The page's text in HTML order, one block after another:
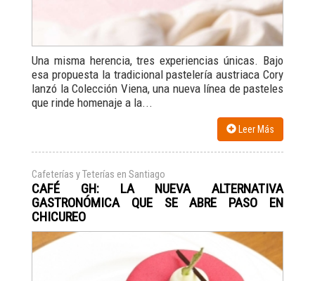
Una misma herencia, tres experiencias únicas. Bajo
esa propuesta la tradicional pastelería austriaca Cory
lanzó la Colección Viena, una nueva línea de pasteles
que rinde homenaje a la...
Leer Más
Cafeterías y Teterías en Santiago
CAFÉ GH: LA NUEVA ALTERNATIVA
GASTRONÓMICA QUE SE ABRE PASO EN
CHICUREO